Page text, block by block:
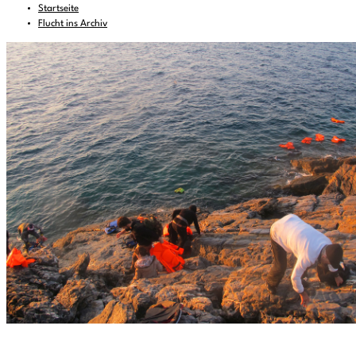
Startseite
Flucht ins Archiv